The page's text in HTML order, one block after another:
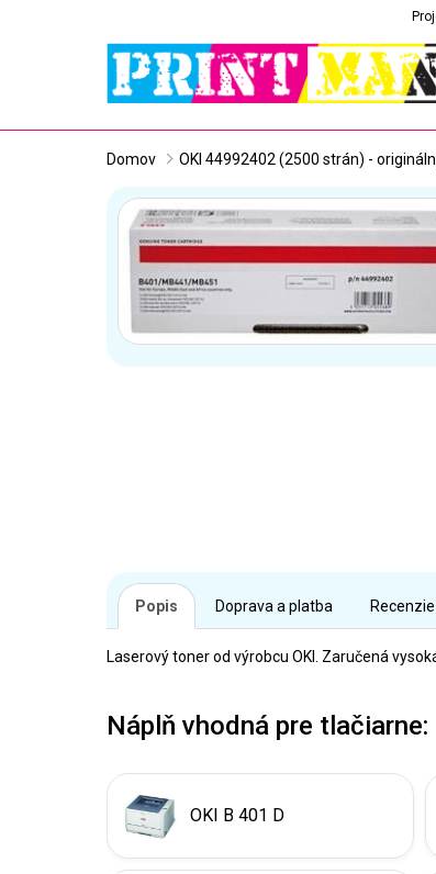
Domov OKI 44992402 (2500 strán) -
Popis Doprava a platba Recenzie
Laserový toner od výrobcu OKI. Zaručená
Náplň vhodná pre tlačiarne:
OKI B 401 D